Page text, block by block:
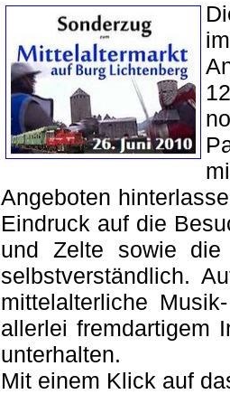
Angeboten
Eindruck auf die
und Zelte sowie die
selbstverständlich.
mittelalterliche
allerlei fremdartigem
unterhalten.
Mit einem Klick auf